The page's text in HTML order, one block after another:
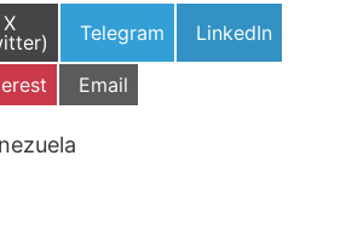
Compartir
en
X
Compartir
Telegram
Compartir
LinkedIn
Compartir
en
Email